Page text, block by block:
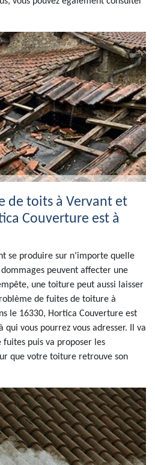
de toits à Vervant et
Couverture est à
se produire sur n’importe quelle
peuvent affecter une
une toiture peut aussi laisser
de fuites de toiture à
le 16330, Hortica Couverture est
qui vous pourrez vous adresser. Il va
puis va proposer les
que votre toiture retrouve son